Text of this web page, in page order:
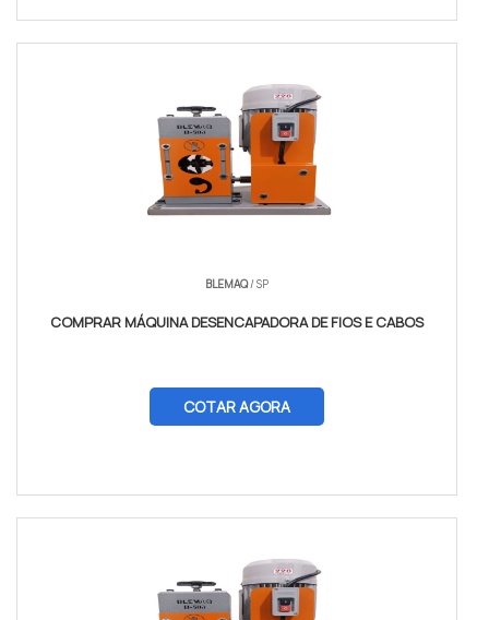
BLEMAQ/ SP
COMPRAR MÁQUINA DESENCAPADORA DE FIOS E CABOS
COTAR AGORA